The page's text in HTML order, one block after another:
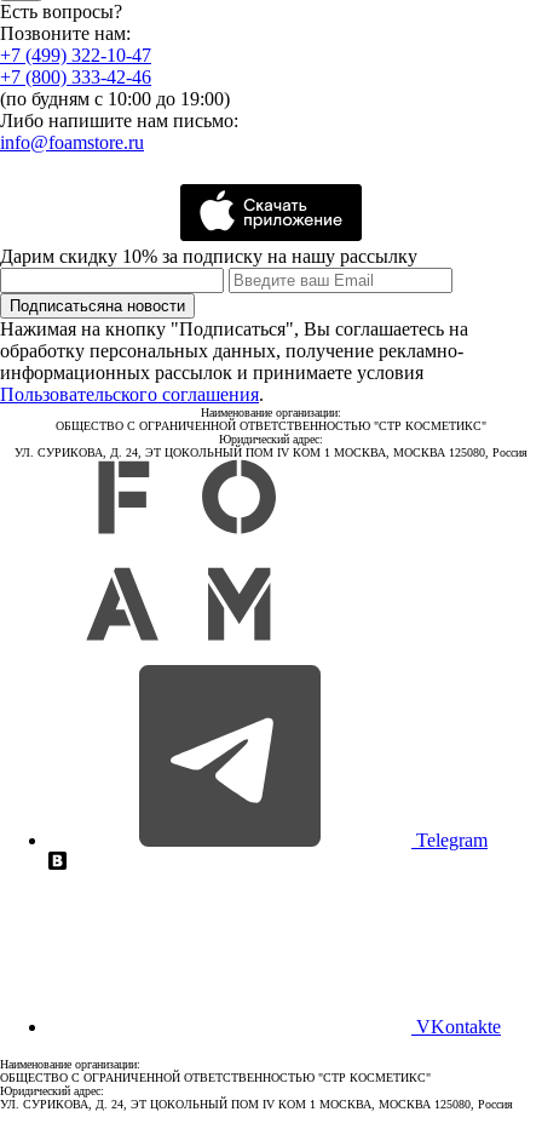
Есть вопросы?
Позвоните нам:
+7 (499) 322-10-47
+7 (800) 333-42-46
(по будням с 10:00 до 19:00)
Либо напишите нам письмо:
info@foamstore.ru
Дарим скидку 10% за подписку на нашу рассылку
Подписатьсяна новости
Нажимая на кнопку "Подписаться", Вы соглашаетесь на
обработку персональных данных, получение рекламно-
информационных рассылок и принимаете условия
Пользовательского соглашения.
Наименование организации:
ОБЩЕСТВО С ОГРАНИЧЕННОЙ ОТВЕТСТВЕННОСТЬЮ "СТР КОСМЕТИКС"
Юридический адрес:
УЛ. СУРИКОВА, Д. 24, ЭТ ЦОКОЛЬНЫЙ ПОМ IV КОМ 1 МОСКВА, МОСКВА 125080, Россия
Telegram
VKontakte
Наименование организации:
ОБЩЕСТВО С ОГРАНИЧЕННОЙ ОТВЕТСТВЕННОСТЬЮ "СТР КОСМЕТИКС"
Юридический адрес:
УЛ. СУРИКОВА, Д. 24, ЭТ ЦОКОЛЬНЫЙ ПОМ IV КОМ 1 МОСКВА, МОСКВА 125080, Россия